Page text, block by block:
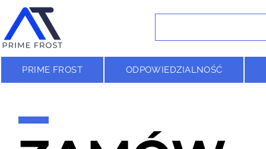
PRIME FROST ODPOWIEDZIALNOŚĆ